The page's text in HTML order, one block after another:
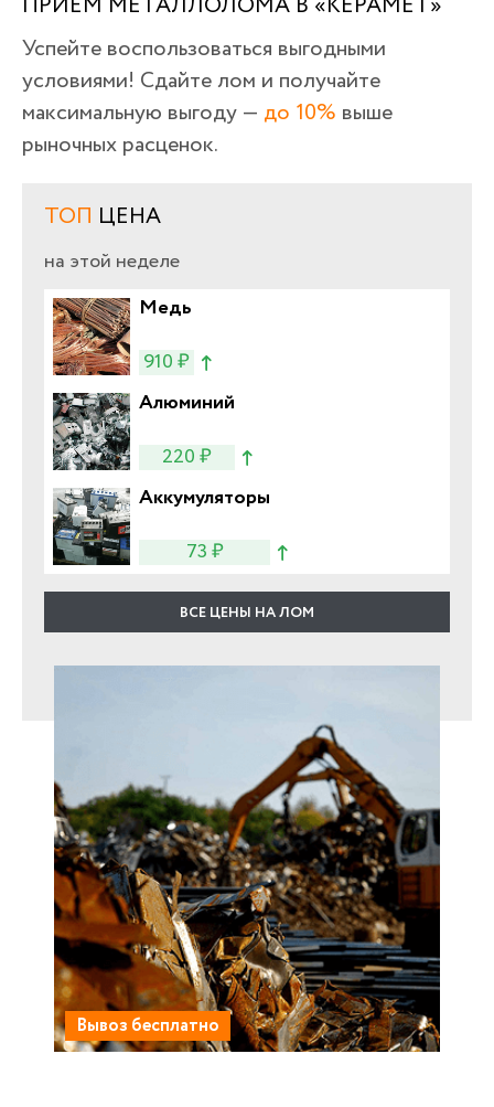
Успейте воспользоваться выгодными
условиями! Сдайте лом и получайте
максимальную выгоду — до 10% выше
рыночных расценок.
Вывоз бесплатно
ТОП ЦЕНА
на этой неделе
Медь
910 ₽
Алюминий
220 ₽
Аккумуляторы
73 ₽
ВСЕ ЦЕНЫ НА ЛОМ